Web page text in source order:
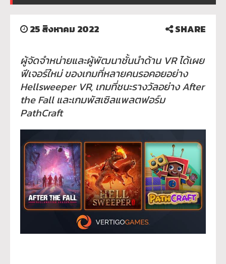
25 สิงหาคม 2022 SHARE
ผู้จัดจำหน่ายและผู้พัฒนาชั้นนำด้าน VR ได้เผย
ฟีเจอร์ใหม่ ของเกมที่หลายคนรอคอยอย่าง
Hellsweeper VR, เกมที่ชนะรางวัลอย่าง After
the Fall และเกมพัสเซิลแพลตฟอร์ม
PathCraft